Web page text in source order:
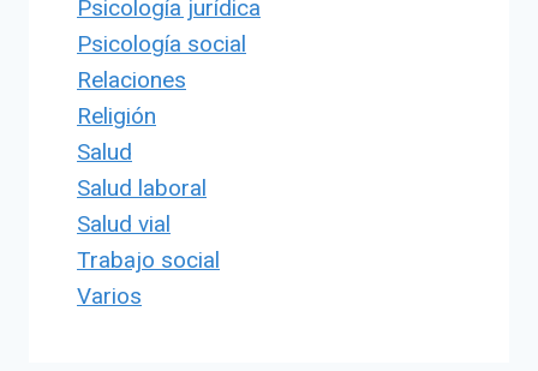
Psicología jurídica
Psicología social
Relaciones
Religión
Salud
Salud laboral
Salud vial
Trabajo social
Varios